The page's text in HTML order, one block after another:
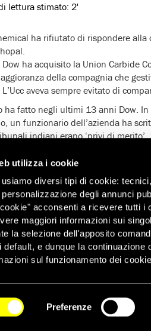
utilizza i cookie
diversi tipi di cookie:
degli annunci
acconsenti a ricevere tutti
maggiori informazioni sui
la selezione dell'apposito
default, e dunque la
sul funzionamento dei
Preferenze
lettura stimato: 2'
ha rifiutato di rispondere
ha acquisito la Union Carbide
della compagnia che
aveva sempre evitato di
ha fatto negli ultimi 13 anni Dow.
un funzionario dell’azienda ha
indiani erano ‘privi di merito’.
Dow ha la responsabilità di
e verrà notificata a Dow il 22
ha chiesto ai governi di
alle ordinanze dei tribunali
ricorre il 30esimo anniversario
570.00 persone, causò almeno
ancora maggiore di persone è alle
ISCRIVITI